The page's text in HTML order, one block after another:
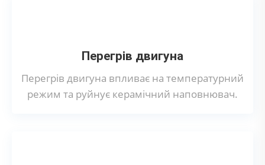
Перегрів двигуна
Перегрів двигуна впливає на температурний
режим та руйнує керамічний наповнювач.